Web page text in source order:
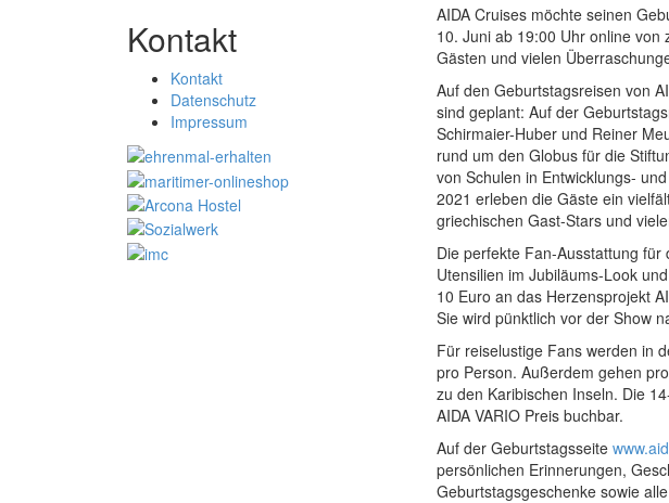
Kontakt
Kontakt
Datenschutz
Impressum
AIDA Cruises möchte seinen
10. Juni ab 19:00 Uhr online
Gästen und vielen
Auf den Geburtstagsreisen von
sind geplant: Auf der
Schirmaier-Huber und Reiner
rund um den Globus für die
von Schulen in Entwicklungs-
2021 erleben die Gäste ein
griechischen Gast-Stars und
Die perfekte Fan-Ausstattung
Utensilien im Jubiläums-Look
10 Euro an das Herzensprojekt
Sie wird pünktlich vor der Show
Für reiselustige Fans werden in
pro Person. Außerdem gehen
zu den Karibischen Inseln. Die
AIDA VARIO Preis buchbar.
Auf der Geburtstagsseite
persönlichen Erinnerungen,
Geburtstagsgeschenke sowie